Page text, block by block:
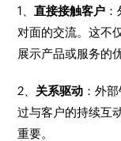
1、直接接触客户
对面的交流。这不
展示产品或服务的
2、 关系驱动 ：外
过与客户的持续互
重要。